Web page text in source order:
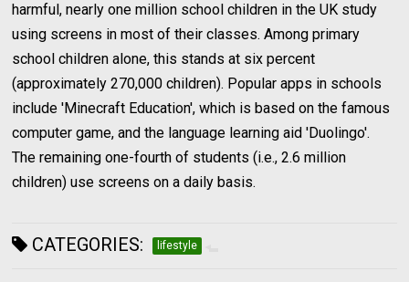
harmful, nearly one million school children in the UK study
using screens in most of their classes. Among primary
school children alone, this stands at six percent
(approximately 270,000 children). Popular apps in schools
include 'Minecraft Education', which is based on the famous
computer game, and the language learning aid 'Duolingo'.
The remaining one-fourth of students (i.e., 2.6 million
children) use screens on a daily basis.
CATEGORIES: lifestyle